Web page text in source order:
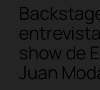
show de
Juan